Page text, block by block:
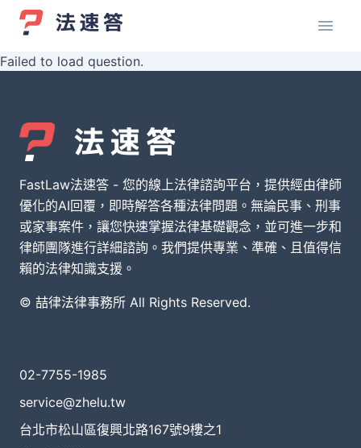
Failed to load question.
FastLaw法速答 - 您的線上法律諮詢平台，提供經由律師
優化的AI回覆，即時解答各種法律問題。無論民事、刑事
或家事案件，讓您快速掌握法律基礎觀念，並可進一步和
律師團隊進行詳細諮詢。我們提供專業、準確、且值得信
賴的法律知識支援。
© 喆律法律事務所 All Rights Reserved.
02-7755-1985
service@zhelu.tw
台北市松山區復興北路167號9樓之1